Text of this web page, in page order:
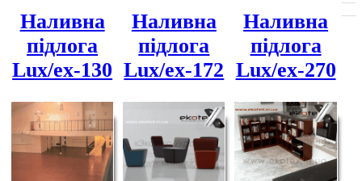
Наливна
підлога
Lux/ex-130
Наливна
підлога
Lux/ex-172
Наливна
підлога
Lux/ex-270